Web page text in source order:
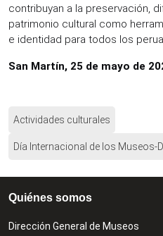
contribuyan a la preservación,
patrimonio cultural como
e identidad para todos los
San Martín, 25 de mayo de
Actividades culturales
Día Internacional de los Museos-
Quiénes somos
Dirección General de Museos